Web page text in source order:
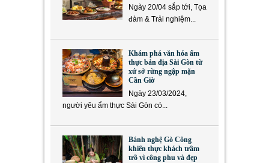
Ngày 20/04 sắp tới, Tọa
đàm & Trải nghiệm...
Khám phá văn hóa ẩm
thực bản địa Sài Gòn từ
xứ sở rừng ngập mặn
Cần Giờ
Ngày 23/03/2024,
người yêu ẩm thực Sài Gòn có...
Bánh nghệ Gò Công
khiến thực khách trầm
trồ vì công phu và đẹp